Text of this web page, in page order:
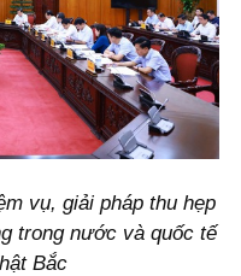
vụ, giải pháp thu hẹp
trong nước và quốc tế
Bắc